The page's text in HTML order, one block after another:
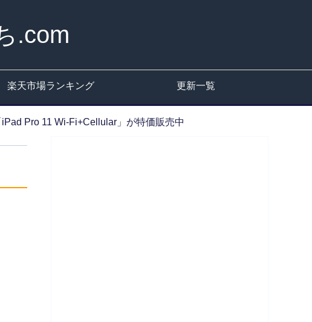
.com
楽天市場ランキング 更新一覧
Pro 11 Wi-Fi+Cellular」が特価販売中